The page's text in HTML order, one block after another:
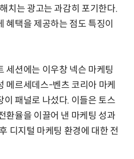
치는 광고는 과감히 포기한다.
혜택을 제공하는 점도 특징이
세션에는 이우창 넥슨 마케팅
메르세데스-벤츠 코리아 마케
이 패널로 나섰다. 이들은 토스
환율을 이끌어 낸 마케팅 성과
디지털 마케팅 환경에 대한 전